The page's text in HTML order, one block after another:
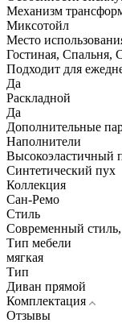
Механизм
Миксотойл
Место
Гостиная, Спальня,
Подходит для
Да
Раскладной
Да
Дополнительные
Наполнители
Высокоэластичный
Синтетический пух
Коллекция
Сан-Ремо
Стиль
Современный
Тип мебели
мягкая
Тип
Диван прямой
Комплектация
Отзывы